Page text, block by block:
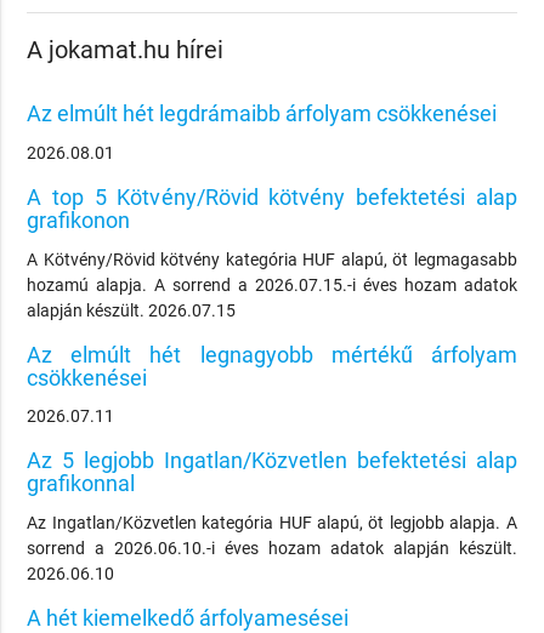
A jokamat.hu hírei
Az elmúlt hét legdrámaibb árfolyam csökkenései
2026.08.01
A top 5 Kötvény/Rövid kötvény befektetési alap
grafikonon
A Kötvény/Rövid kötvény kategória HUF alapú, öt legmagasabb
hozamú alapja. A sorrend a 2026.07.15.-i éves hozam adatok
alapján készült. 2026.07.15
Az elmúlt hét legnagyobb mértékű árfolyam
csökkenései
2026.07.11
Az 5 legjobb Ingatlan/Közvetlen befektetési alap
grafikonnal
Az Ingatlan/Közvetlen kategória HUF alapú, öt legjobb alapja. A
sorrend a 2026.06.10.-i éves hozam adatok alapján készült.
2026.06.10
A hét kiemelkedő árfolyamesései